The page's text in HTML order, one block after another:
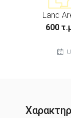
Land
600